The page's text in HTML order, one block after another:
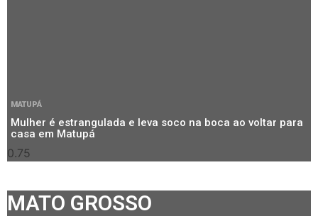
MATUPÁ
Mulher é estrangulada e leva soco na boca ao voltar para
casa em Matupá
MATO GROSSO